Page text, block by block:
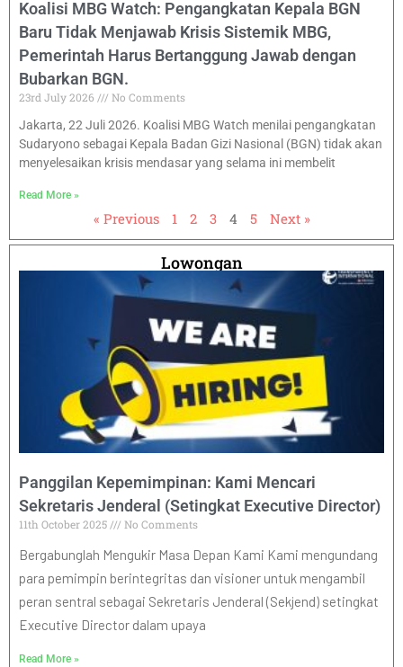
Koalisi MBG Watch: Pengangkatan Kepala BGN
Baru Tidak Menjawab Krisis Sistemik MBG,
Pemerintah Harus Bertanggung Jawab dengan
Bubarkan BGN.
23rd July 2026
No Comments
Jakarta, 22 Juli 2026. Koalisi MBG Watch menilai pengangkatan
Sudaryono sebagai Kepala Badan Gizi Nasional (BGN) tidak akan
menyelesaikan krisis mendasar yang selama ini membelit
Read More »
« Previous 1 2 3 4 5 Next »
Lowongan
Panggilan Kepemimpinan: Kami Mencari
Sekretaris Jenderal (Setingkat Executive Director)
11th October 2025 No Comments
Bergabunglah Mengukir Masa Depan Kami Kami mengundang
para pemimpin berintegritas dan visioner untuk mengambil
peran sentral sebagai Sekretaris Jenderal (Sekjend) setingkat
Executive Director dalam upaya
Read More »